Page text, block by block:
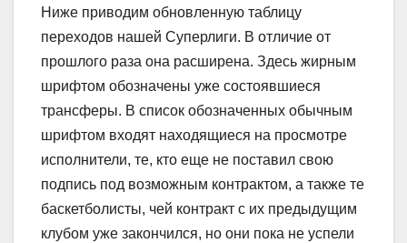
Ниже приводим обновленную таблицу
переходов нашей Суперлиги. В отличие от
прошлого раза она расширена. Здесь жирным
шрифтом обозначены уже состоявшиеся
трансферы. В список обозначенных обычным
шрифтом входят находящиеся на просмотре
исполнители, те, кто еще не поставил свою
подпись под возможным контрактом, а также те
баскетболисты, чей контракт с их предыдущим
клубом уже закончился, но они пока не успели